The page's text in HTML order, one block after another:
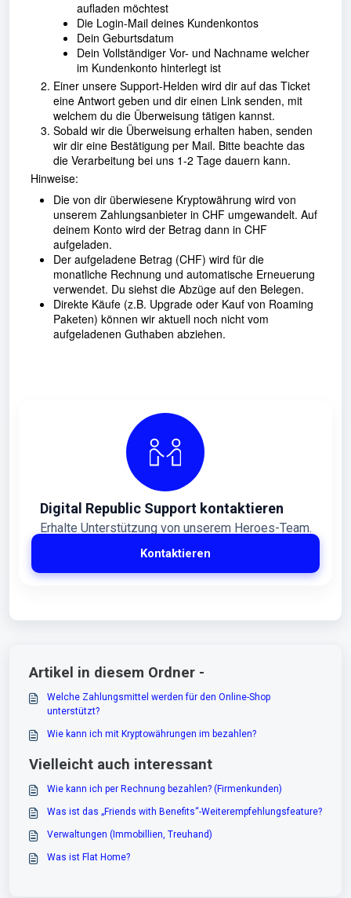
aufladen möchtest
Die Login-Mail deines Kundenkontos
Dein Geburtsdatum
Dein Vollständiger Vor- und Nachname welcher
im Kundenkonto hinterlegt ist
Einer unsere Support-Helden wird dir auf das Ticket
eine Antwort geben und dir einen Link senden, mit
welchem du die Überweisung tätigen kannst.
Sobald wir die Überweisung erhalten haben, senden
wir dir eine Bestätigung per Mail. Bitte beachte das
die Verarbeitung bei uns 1-2 Tage dauern kann.
Hinweise:
Die von dir überwiesene Kryptowährung wird von
unserem Zahlungsanbieter in CHF umgewandelt. Auf
deinem Konto wird der Betrag dann in CHF
aufgeladen.
Der aufgeladene Betrag (CHF) wird für die
monatliche Rechnung und automatische Erneuerung
verwendet. Du siehst die Abzüge auf den Belegen.
Direkte Käufe (z.B. Upgrade oder Kauf von Roaming
Paketen) können wir aktuell noch nicht vom
aufgeladenen Guthaben abziehen.
Digital Republic Support kontaktieren
Erhalte Unterstützung von unserem Heroes-Team.
Kontaktieren
Artikel in diesem Ordner -
Welche Zahlungsmittel werden für den Online-Shop
unterstützt?
Wie kann ich mit Kryptowährungen im bezahlen?
Vielleicht auch interessant
Wie kann ich per Rechnung bezahlen? (Firmenkunden)
Was ist das „Friends with Benefits“-Weiterempfehlungsfeature?
Verwaltungen (Immobillien, Treuhand)
Was ist Flat Home?